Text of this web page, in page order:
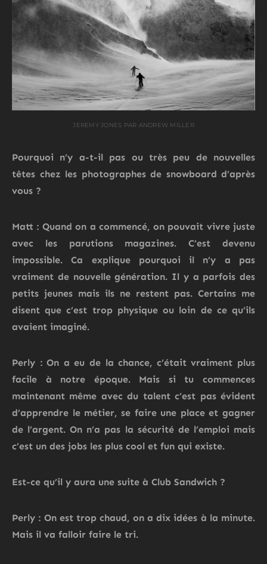
JEREMY JONES PAR ANDREW MILLER
Pourquoi n’y a-t-il pas ou très peu de nouvelles
têtes chez les photographes de snowboard d’après
vous ?
Matt : Quand on a commencé, on pouvait vivre juste
avec les parutions magazines. C’est devenu
impossible. Ca explique pourquoi il n’y a pas
vraiment de nouvelle génération. Il y a parfois des
petits jeunes mais ils ne restent pas. Certains me
disent que c’est trop physique ou loin de ce qu’ils
avaient imaginé.
Perly : On a eu de la chance, c’était vraiment plus
facile à notre époque. Mais si tu commences
maintenant même avec du talent c’est pas évident
d’apprendre le métier, se faire une place et gagner
de l’argent. On n’a pas la sécurité de l’emploi mais
c’est un des jobs les plus cool et fun qui existe.
Est-ce qu’il y aura une suite à Club Sandwich ?
Perly : On est trop chaud, on a dix idées à la minute.
Mais il va falloir faire le tri.